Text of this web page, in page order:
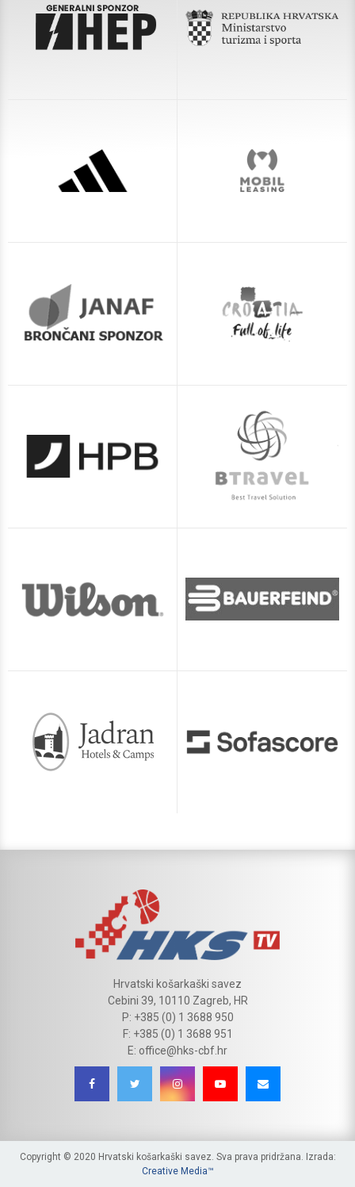
Hrvatski košarkaški savez
Cebini 39, 10110 Zagreb, HR
P: +385 (0) 1 3688 950
F: +385 (0) 1 3688 951
E: office@hks-cbf.hr
Copyright © 2020 Hrvatski košarkaški savez. Sva prava pridržana. Izrada:
Creative Media™